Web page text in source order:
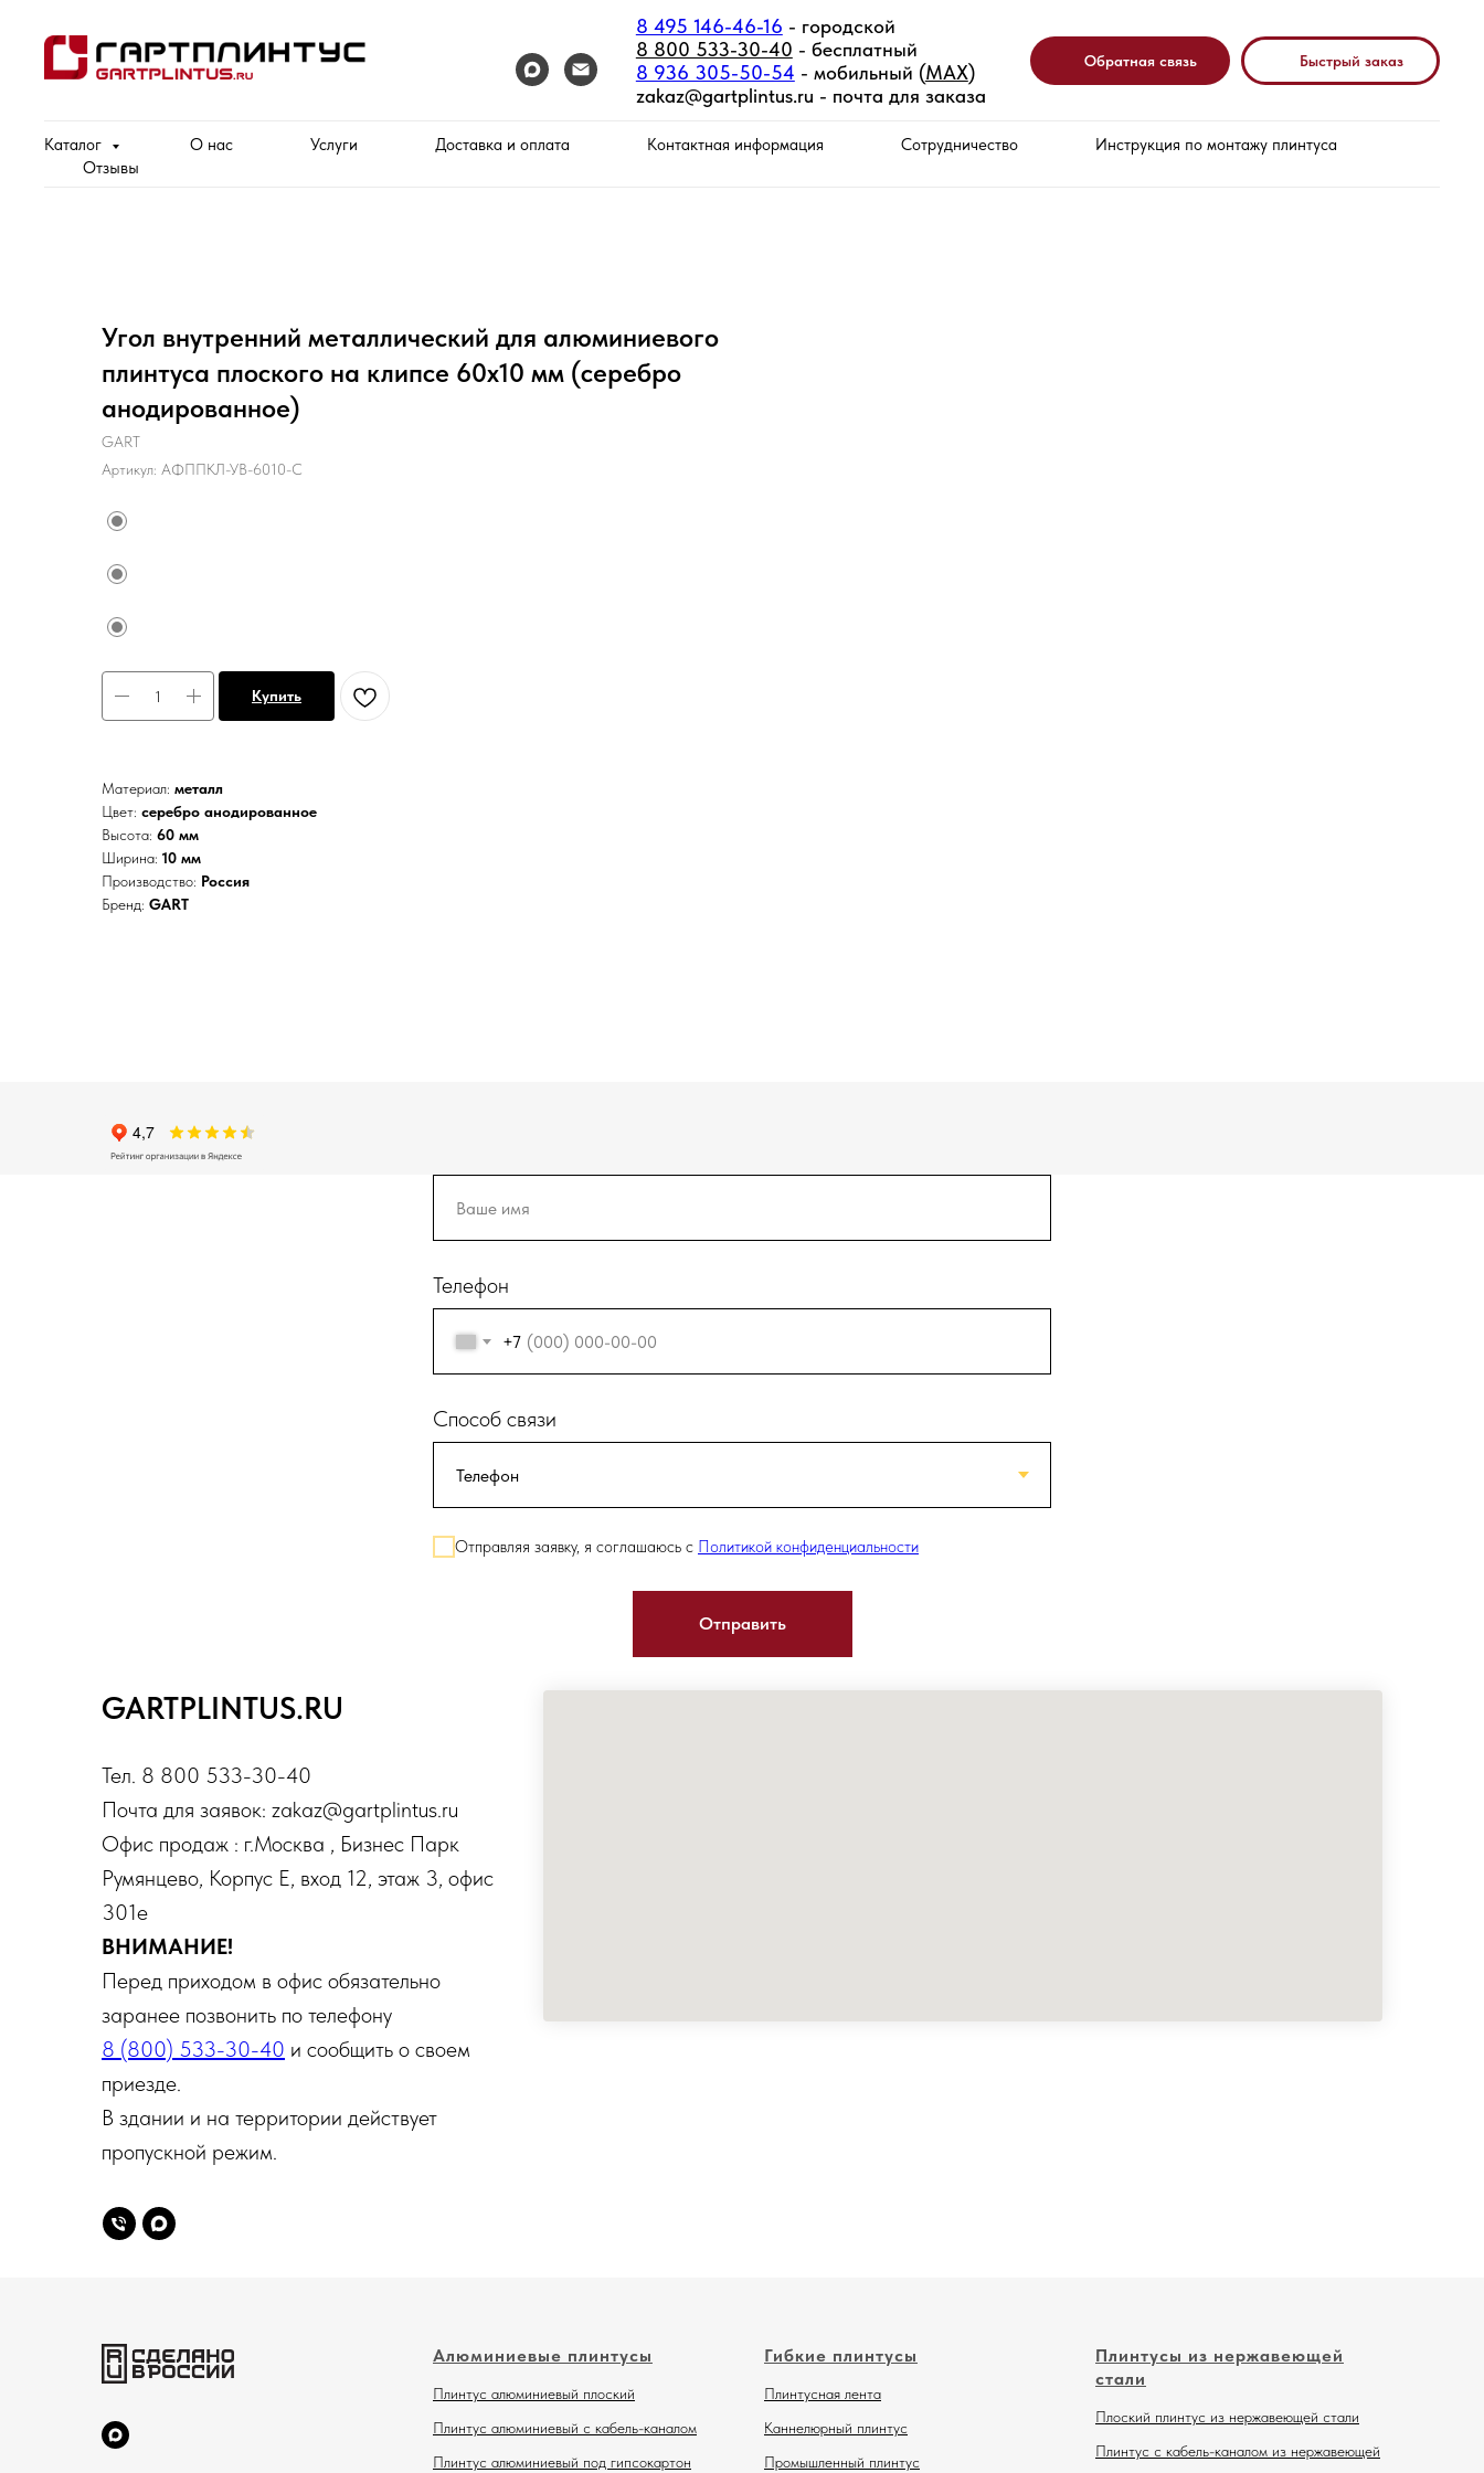
8 495 146-46-16 - городской
8 800 533-30-40 - бесплатный
8 936 305-50-54 - мобильный (MAX)
zakaz@gartplintus.ru - почта для заказа
Обратная связь Быстрый заказ
Каталог О нас Услуги Доставка и оплата Контактная информация Сотрудничество
Инструкция по монтажу плинтуса
Отзывы
Угол внутренний металлический для алюминиевого
плинтуса плоского на клипсе 60х10 мм (серебро
анодированное)
GART
Артикул: АФППКЛ-УВ-6010-С
Купить
Материал: металл
Цвет: серебро анодированное
Высота: 60 мм
Ширина: 10 мм
Производство: Россия
Бренд: GART
Телефон
+7
Способ связи
Отправляя заявку, я соглашаюсь с Политикой конфиденциальности
Отправить
GARTPLINTUS.RU
Тел. 8 800 533-30-40
Почта для заявок: zakaz@gartplintus.ru
Офис продаж : г.Москва , Бизнес Парк
Румянцево, Корпус Е, вход 12, этаж 3, офис
301е
ВНИМАНИЕ!
Перед приходом в офис обязательно
заранее позвонить по телефону
8 (800) 533-30-40 и сообщить о своем
приезде.
В здании и на территории действует
пропускной режим.
Алюминиевые плинтусы
Плинтус алюминиевый плоский
Плинтус алюминиевый с кабель-каналом
Плинтус алюминиевый под гипсокартон
Гибкие плинтусы
Плинтусная лента
Каннелюрный плинтус
Промышленный плинтус
Плинтусы из нержавеющей
стали
Плоский плинтус из нержавеющей стали
Плинтус с кабель-каналом из нержавеющей